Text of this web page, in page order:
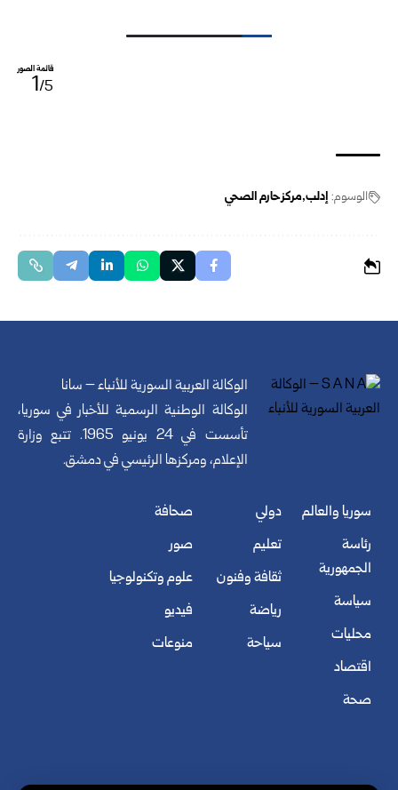
قائمة الصور
1/5
الوسوم: إدلب مركز حارم الصحي
الوكالة العربية السورية للأنباء – سانا
الوكالة الوطنية الرسمية للأخبار في سوريا،
تأسست في 24 يونيو 1965. تتبع وزارة
الإعلام، ومركزها الرئيسي في دمشق.
سوريا والعالم
رئاسة
الجمهورية
سياسة
محليات
اقتصاد
صحة
دولي
تعليم
ثقافة وفنون
رياضة
سياحة
صحافة
صور
علوم وتكنولوجيا
فيديو
منوعات